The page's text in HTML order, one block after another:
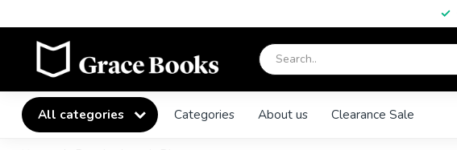
All categories Categories About us Clearance Sale